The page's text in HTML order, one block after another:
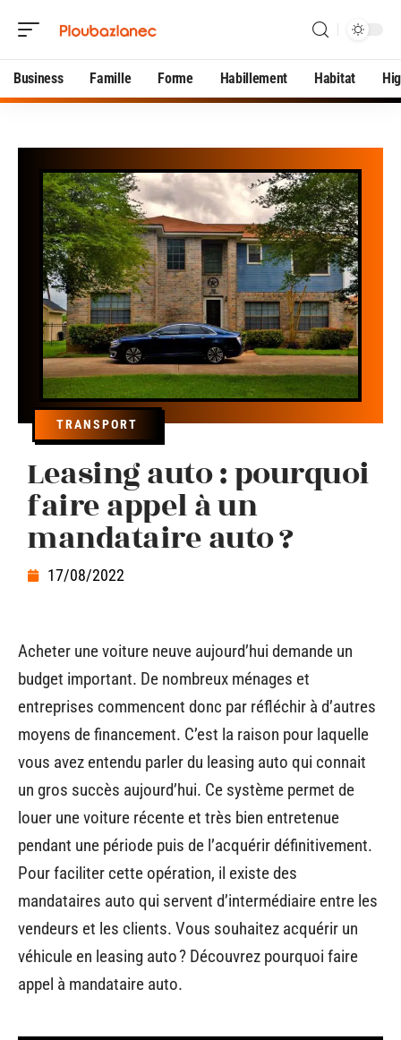
Business Famille Forme Habillement Habitat
TRANSPORT
Leasing auto : pourquoi
faire appel à un
mandataire auto ?
17/08/2022
Acheter une voiture neuve aujourd’hui demande un
budget important. De nombreux ménages et
entreprises commencent donc par réfléchir à d’autres
moyens de financement. C’est la raison pour laquelle
vous avez entendu parler du leasing auto qui connait
un gros succès aujourd’hui. Ce système permet de
louer une voiture récente et très bien entretenue
pendant une période puis de l’acquérir définitivement.
Pour faciliter cette opération, il existe des
mandataires auto qui servent d’intermédiaire entre les
vendeurs et les clients. Vous souhaitez acquérir un
véhicule en leasing auto ? Découvrez pourquoi faire
appel à mandataire auto.